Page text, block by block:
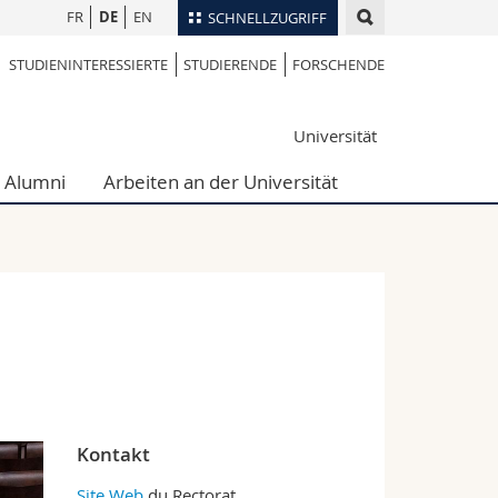
SCHNELLZUGRIFF
Personenverzeichnis
Webmail
Vorlesungsverzeichnis
FR DE EN
STUDIENINTERESSIERTE STUDIERENDE FORSCHENDE
Universität
Alumni Arbeiten an der Universität
Kontakt